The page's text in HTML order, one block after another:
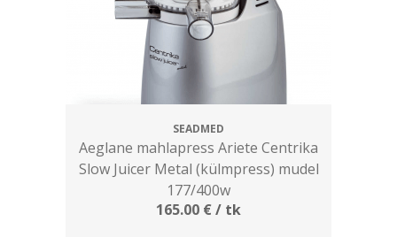
SEADMED
Aeglane mahlapress Ariete Centrika
Slow Juicer Metal (külmpress) mudel
177/400w
165.00 €/ tk